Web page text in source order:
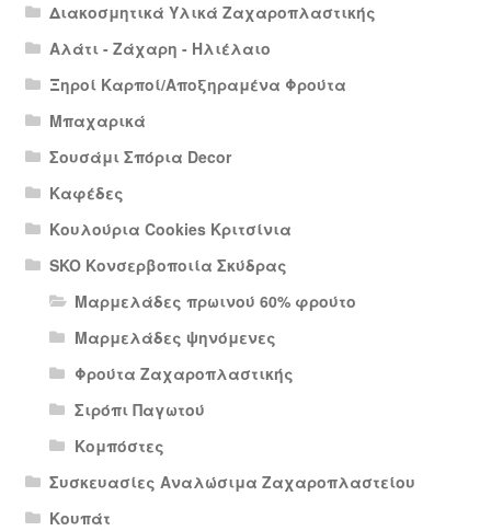
Διακοσμητικά Υλικά Ζαχαροπλαστικής
Αλάτι - Ζάχαρη - Ηλιέλαιο
Ξηροί Καρποί/Αποξηραμένα Φρούτα
Μπαχαρικά
Σουσάμι Σπόρια Decor
Καφέδες
Κουλούρια Cookies Κριτσίνια
SKO Κονσερβοποιία Σκύδρας
Μαρμελάδες πρωινού 60% φρούτο
Μαρμελάδες ψηνόμενες
Φρούτα Ζαχαροπλαστικής
Σιρόπι Παγωτού
Κομπόστες
Συσκευασίες Αναλώσιμα Ζαχαροπλαστείου
Κουπάτ